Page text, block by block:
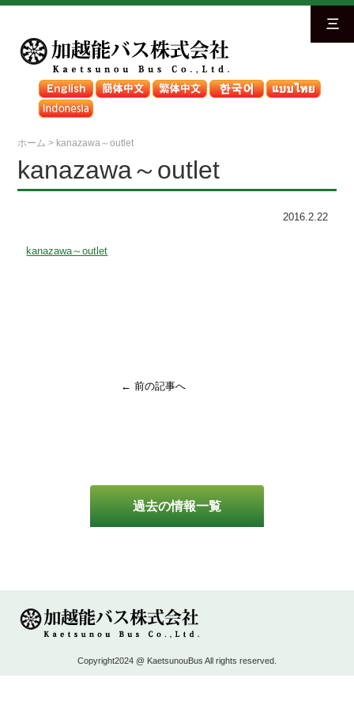
三
ホーム > kanazawa～outlet
過去の情報一覧
kanazawa～outlet
2016.2.22
kanazawa～outlet
← 前の記事へ
Copyright2024 @ KaetsunouBus All rights reserved.